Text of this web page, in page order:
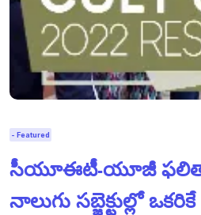
- Featured
సీయూఈటీ-యూజీ
నాలుగు సబ్జెక్టుల్లో